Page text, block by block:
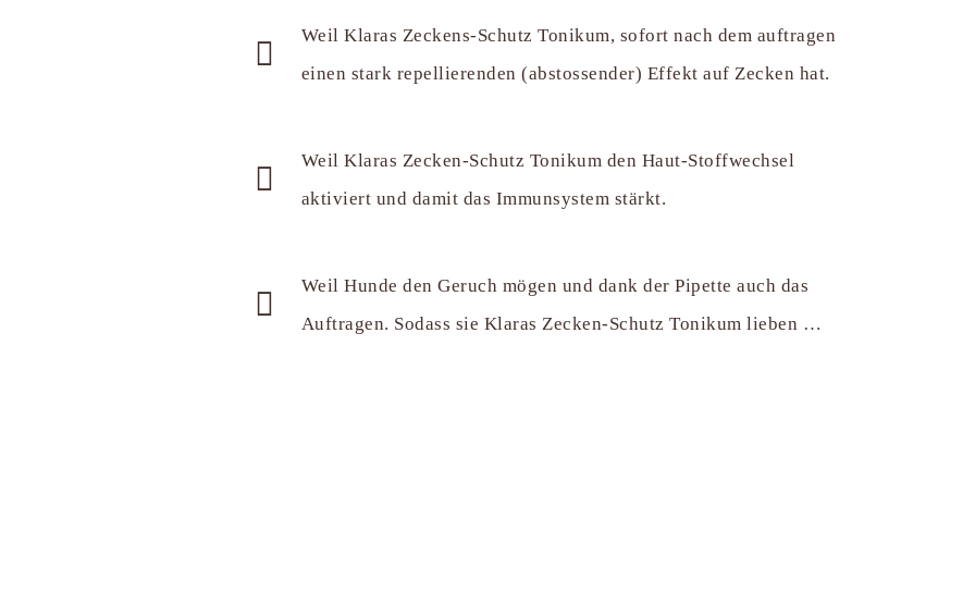
Weil Klaras Zeckens-Schutz Tonikum, sofort nach dem auftragen
einen stark repellierenden (abstossender) Effekt auf Zecken hat.
Weil Klaras Zecken-Schutz Tonikum den Haut-Stoffwechsel
aktiviert und damit das Immunsystem stärkt.
Weil Hunde den Geruch mögen und dank der Pipette auch das
Auftragen. Sodass sie Klaras Zecken-Schutz Tonikum lieben …